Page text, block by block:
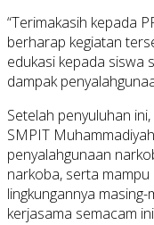
“Terimakasih kepada
berharap kegiatan
edukasi kepada siswa
dampak
Setelah penyuluhan
SMPIT
penyalahgunaan
narkoba, serta
lingkungannya
kerjasama semacam